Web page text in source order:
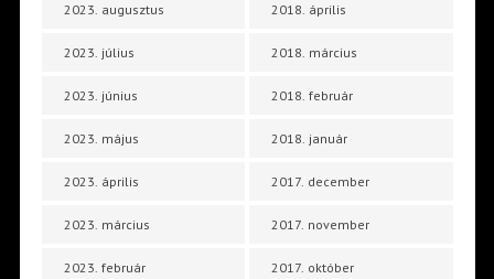
2023. augusztus
2023. július
2023. június
2023. május
2023. április
2023. március
2023. február
2018. április
2018. március
2018. február
2018. január
2017. december
2017. november
2017. október